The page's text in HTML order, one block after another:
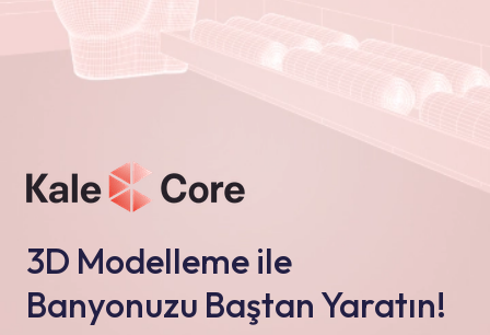
3D Modelleme ile
Banyonuzu Baştan Yaratın!